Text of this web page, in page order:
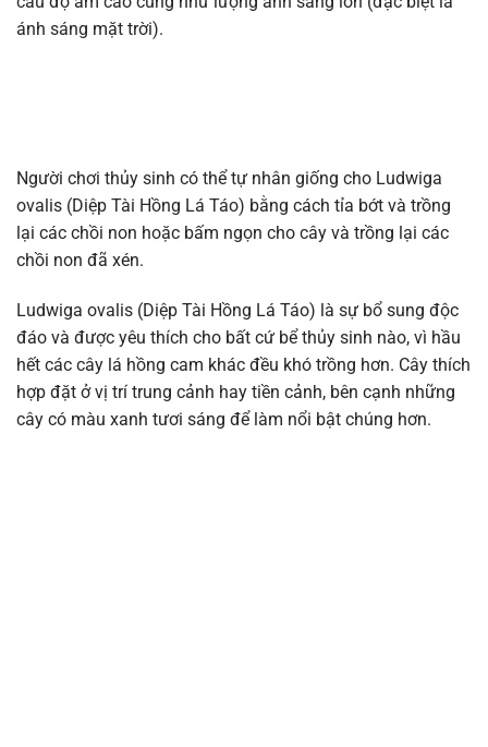
ánh sáng mặt trời).
Người chơi thủy sinh có thể tự nhân giống cho Ludwiga
ovalis (Diệp Tài Hồng Lá Táo) bằng cách tỉa bớt và trồng
lại các chồi non hoặc bấm ngọn cho cây và trồng lại các
chồi non đã xén.
Ludwiga ovalis (Diệp Tài Hồng Lá Táo) là sự bổ sung độc
đáo và được yêu thích cho bất cứ bể thủy sinh nào, vì hầu
hết các cây lá hồng cam khác đều khó trồng hơn. Cây thích
hợp đặt ở vị trí trung cảnh hay tiền cảnh, bên cạnh những
cây có màu xanh tươi sáng để làm nổi bật chúng hơn.